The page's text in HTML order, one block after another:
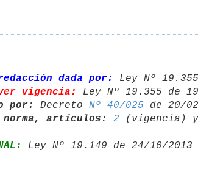
dada por: Ley Nº
vigencia: Ley Nº 19.355 de
por:
Decreto Nº 40/025
norma, artículos:
2 (vigencia)
Ley Nº 19.149 de 24/10/